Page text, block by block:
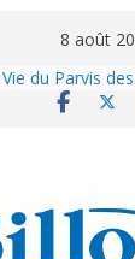
8 août
Vie du Parvis
La brochure «
Splendeurs
Abonnez-vous !